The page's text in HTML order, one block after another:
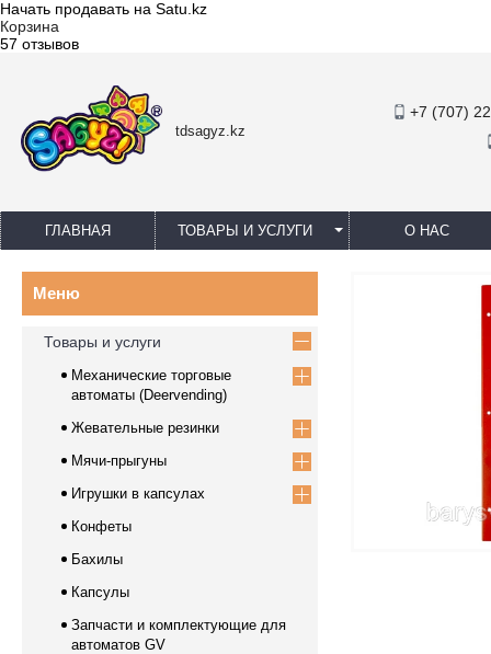
Начать продавать на Satu.kz
Корзина
57 отзывов
tdsagyz.kz
+7 (707)
ГЛАВНАЯ ТОВАРЫ И УСЛУГИ О НАС
Товары и услуги
Механические торговые
автоматы (Deervending)
Жевательные резинки
Мячи-прыгуны
Игрушки в капсулах
Конфеты
Бахилы
Капсулы
Запчасти и комплектующие для
автоматов GV